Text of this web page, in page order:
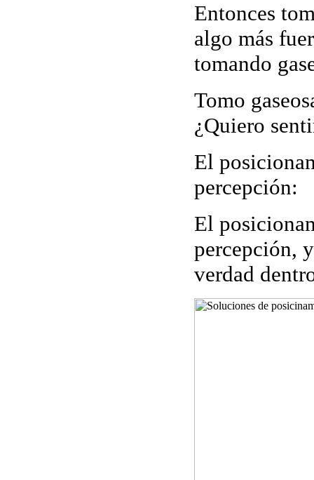
Entonces
algo más
tomando
Tomo
¿Quiero
El
percepción:
El
percepción,
verdad